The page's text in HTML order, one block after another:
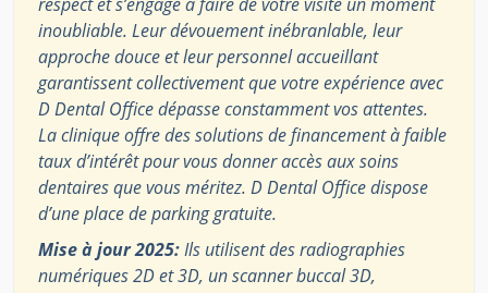
respect et s’engage à faire de votre visite un moment
inoubliable. Leur dévouement inébranlable, leur
approche douce et leur personnel accueillant
garantissent collectivement que votre expérience avec
D Dental Office dépasse constamment vos attentes.
La clinique offre des solutions de financement à faible
taux d’intérêt pour vous donner accès aux soins
dentaires que vous méritez. D Dental Office dispose
d’une place de parking gratuite.
Mise à jour 2025:Ils utilisent des radiographies
numériques 2D et 3D, un scanner buccal 3D,